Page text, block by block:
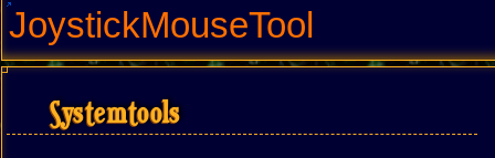
JoystickMouseTool
Systemtools